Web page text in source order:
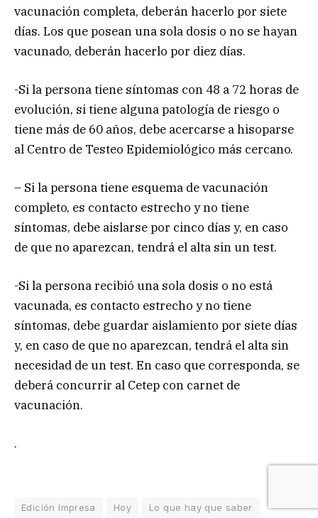
vacunación completa, deberán hacerlo por siete
días. Los que posean una sola dosis o no se hayan
vacunado, deberán hacerlo por diez días.
-Si la persona tiene síntomas con 48 a 72 horas de
evolución, si tiene alguna patología de riesgo o
tiene más de 60 años, debe acercarse a hisoparse
al Centro de Testeo Epidemiológico más cercano.
– Si la persona tiene esquema de vacunación
completo, es contacto estrecho y no tiene
síntomas, debe aislarse por cinco días y, en caso
de que no aparezcan, tendrá el alta sin un test.
-Si la persona recibió una sola dosis o no está
vacunada, es contacto estrecho y no tiene
síntomas, debe guardar aislamiento por siete días
y, en caso de que no aparezcan, tendrá el alta sin
necesidad de un test. En caso que corresponda, se
deberá concurrir al Cetep con carnet de
vacunación.
.
Edición Impresa Hoy Lo que hay que saber